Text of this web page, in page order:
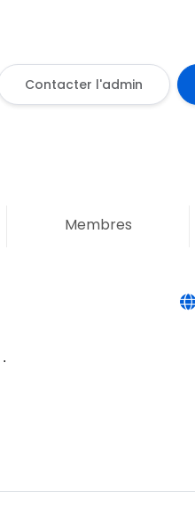
Contacter l'admin
Membres
.